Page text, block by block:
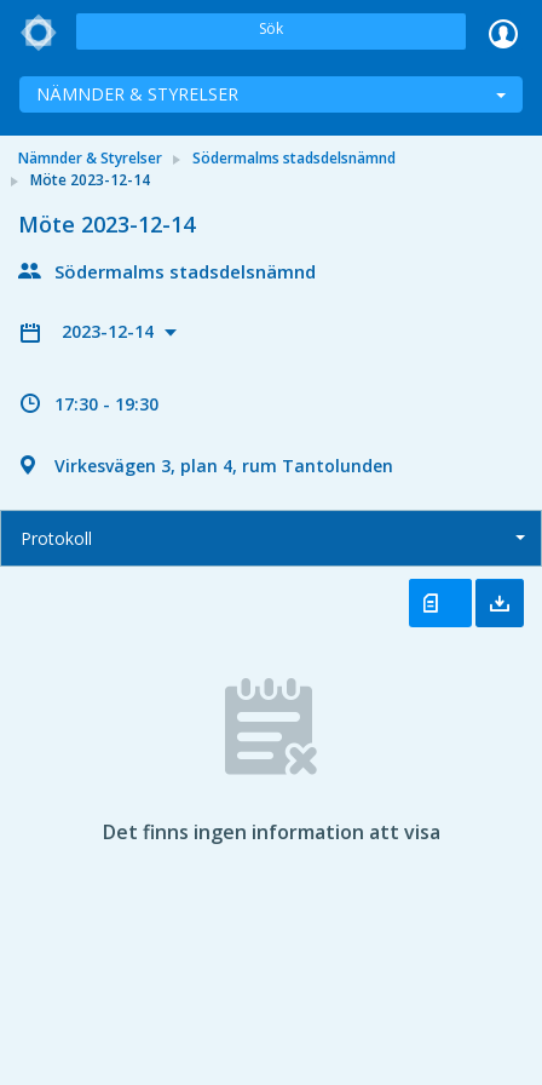
Sök
NÄMNDER & STYRELSER
Nämnder & Styrelser
Södermalms stadsdelsnämnd
Möte 2023-12-14
Möte 2023-12-14
Södermalms stadsdelsnämnd
2023-12-14
17:30 - 19:30
Virkesvägen 3, plan 4, rum Tantolunden
Protokoll
Det finns ingen information att visa